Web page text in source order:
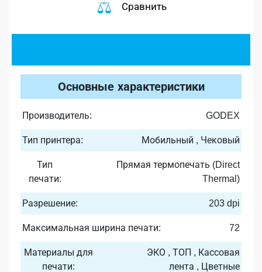
Сравнить
Основные характеристики
Производитель: GODEX
Тип принтера: Мобильный , Чековый
Тип
печати:
Прямая термопечать (Direct
Thermal)
Разрешение: 203 dpi
Максимальная ширина печати: 72
Материалы для
печати:
ЭКО , ТОП , Кассовая
лента , Цветные